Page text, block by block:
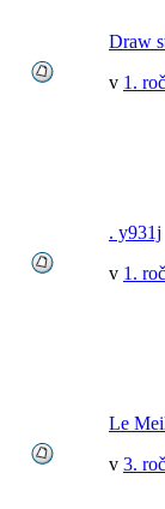
Draw
v 1.
. y931j
v 1.
Le
v 3.